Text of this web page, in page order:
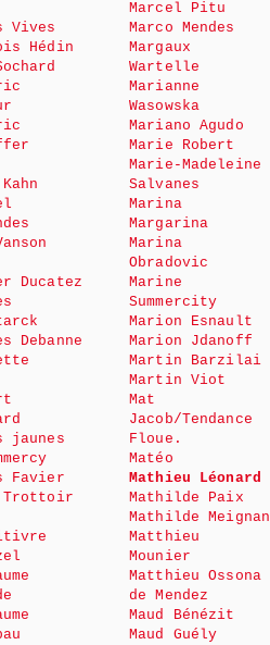
Vives
Hédin
Ducatez
Debanne
jaunes
Favier
Trottoir
Marcel Pitu
Marco Mendes
Margaux
Wartelle
Marianne
Wasowska
Mariano Agudo
Marie Robert
Marie-Madeleine
Salvanes
Marina
Margarina
Marina
Obradovic
Marine
Summercity
Marion Esnault
Marion Jdanoff
Martin Barzilai
Martin Viot
Mat
Jacob/Tendance
Floue.
Matéo
Mathieu Léonard
Mathilde Paix
Mathilde Meignan
Matthieu
Mounier
Matthieu Ossona
de Mendez
Maud Bénézit
Maud Guély